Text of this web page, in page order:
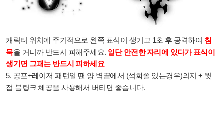
캐릭터 위치에 주기적으로 왼쪽 표식이 생기고 1초 후 공격하여 침
묵을 거니까 반드시 피해주세요. 일단 안전한 자리에 있다가 표식이
생기면 그때는 반드시 피하세요
5. 공포+레이저 패턴일 땐 양 벽끝에서 (석화쫄 있는경우)의지 + 윗
점 블링크 체공을 사용해서 버티면 좋습니다.